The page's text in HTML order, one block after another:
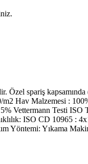
spariş
m2 Hav Malzemesi :
Vettermann Testi
ISO CD 10965 :
Yöntemi: Yıkama